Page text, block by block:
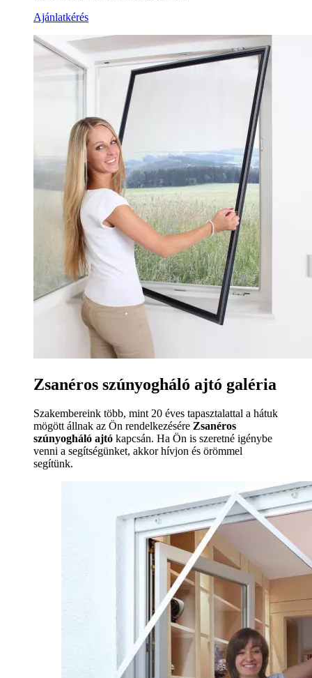
Ajánlatkérés
Zsanéros szúnyogháló ajtó galéria
Szakembereink több, mint 20 éves tapasztalattal a hátuk
mögött állnak az Ön rendelkezésére Zsanéros
szúnyogháló ajtó kapcsán. Ha Ön is szeretné igénybe
venni a segítségünket, akkor hívjon és örömmel
segítünk.